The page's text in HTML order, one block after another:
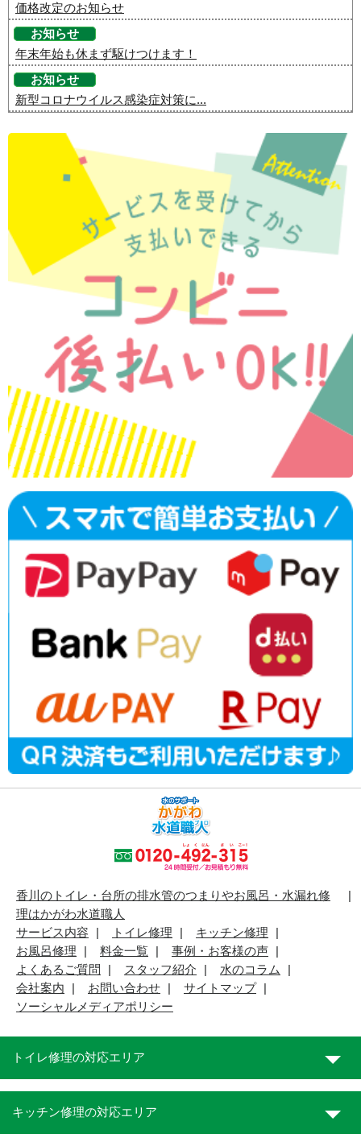
価格改定のお知らせ
お知らせ
年末年始も休まず駆けつけます！
お知らせ
新型コロナウイルス感染症対策に...
香川のトイレ・台所の排水管のつまりやお風呂・水漏れ修
理はかがわ水道職人
サービス内容
トイレ修理
キッチン修理
お風呂修理
料金一覧
事例・お客様の声
よくあるご質問
スタッフ紹介
水のコラム
会社案内
お問い合わせ
サイトマップ
ソーシャルメディアポリシー
トイレ修理の対応エリア
キッチン修理の対応エリア